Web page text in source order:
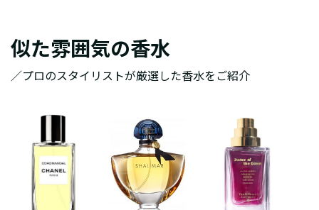
似た雰囲気の香水
／プロのスタイリストが厳選した香水をご紹介